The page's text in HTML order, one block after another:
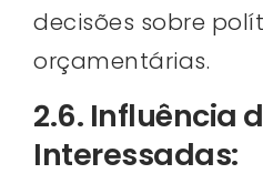
decisões sobre
orçamentárias.
2.6. Influência
Interessadas: